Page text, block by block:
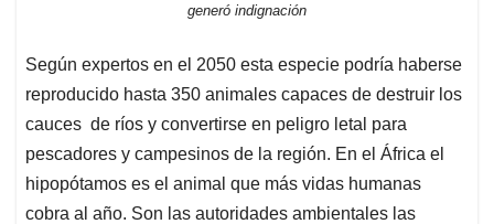
generó indignación
Según expertos en el 2050 esta especie podría haberse
reproducido hasta 350 animales capaces de destruir los
cauces de ríos y convertirse en peligro letal para
pescadores y campesinos de la región. En el África el
hipopótamos es el animal que más vidas humanas
cobra al año. Son las autoridades ambientales las